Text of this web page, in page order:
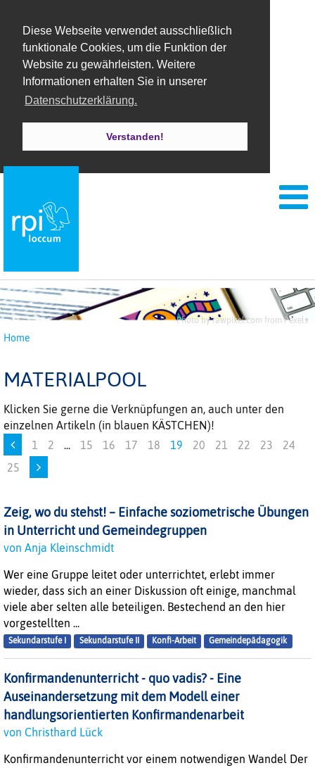
Diese Webseite verwendet ausschließlich
funktionale Cookies, um die Funktion der
Website zu gewährleisten. Weitere
Informationen erhalten Sie in unserer
Datenschutzerklärung.
Verstanden!
Photo by rawpixel.com from Pexels
Home
MATERIALPOOL
Klicken Sie gerne die Verknüpfungen an, auch unter den
einzelnen Artikeln (in blauen KÄSTCHEN)!
1
2 ... 15 16 17 18 19 20 21 22 23
24
25
Zeig, wo du stehst! – Einfache soziometrische Übungen
in Unterricht und Gemeindegruppen
von Anja Kleinschmidt
Wer eine Gruppe leitet oder unterrichtet, erlebt immer
wieder, dass sich an einer Diskussion oft einige, manchmal
viele aber selten alle beteiligen. Bestechend an den hier
vorgestellten ...
Sekundarstufe I Sekundarstufe II Konfi-Arbeit Gemeindepädagogik
Konfirmandenunterricht - quo vadis? - Eine
Auseinandersetzung mit dem Modell einer
handlungsorientierten Konfirmandenarbeit
von Christhard Lück
Konfirmandenunterricht vor einem notwendigen Wandel Der